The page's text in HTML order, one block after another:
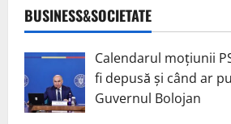
BUSINESS&SOCIETATE
Calendarul moțiunii
fi depusă și când ar
Guvernul Bolojan